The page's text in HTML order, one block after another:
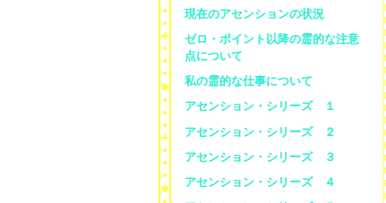
現在のアセンションの状況
ゼロ・ポイント以降の霊的な注意
点について
私の霊的な仕事について
アセンション・シリーズ １
アセンション・シリーズ ２
アセンション・シリーズ ３
アセンション・シリーズ ４